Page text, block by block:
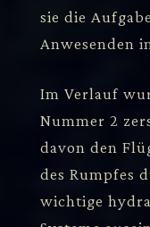
sie die
Anwesenden
Im Verlauf
Nummer 2
davon den
des Rumpfes
wichtige